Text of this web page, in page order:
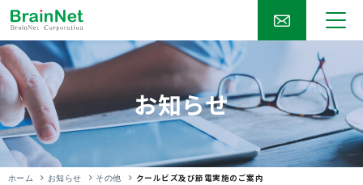
お知らせ
ホーム お知らせ その他 クールビズ及び節電実施のご案内